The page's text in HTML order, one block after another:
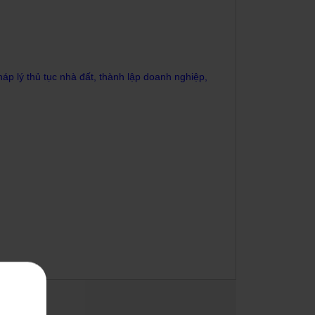
lý thủ tục nhà đất, thành lập doanh nghiệp,